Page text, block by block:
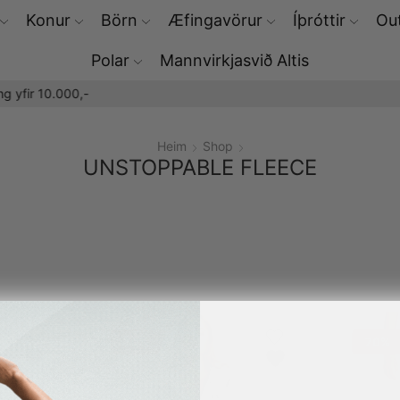
Konur Börn Æfingavörur Íþróttir
Polar Mannvirkjasvið Altis
Heim Shop
UNSTOPPABLE FLEECE